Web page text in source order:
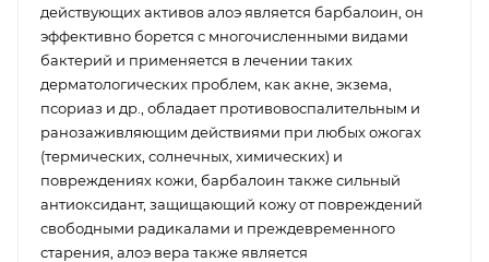
действующих активов алоэ является барбалоин, он
эффективно борется с многочисленными видами
бактерий и применяется в лечении таких
дерматологических проблем, как акне, экзема,
псориаз и др., обладает противовоспалительным и
ранозаживляющим действиями при любых ожогах
(термических, солнечных, химических) и
повреждениях кожи, барбалоин также сильный
антиоксидант, защищающий кожу от повреждений
свободными радикалами и преждевременного
старения, алоэ вера также является